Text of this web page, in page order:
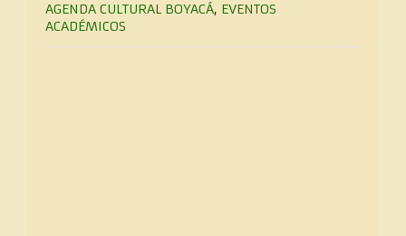
AGENDA CULTURAL BOYACÁ, EVENTOS
ACADÉMICOS